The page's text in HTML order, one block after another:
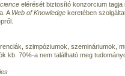
elérését biztosító konzorcium
A Web of Knowledge keretében
szimpóziumok, szemináriumok,
kb. 70%-a nem található meg